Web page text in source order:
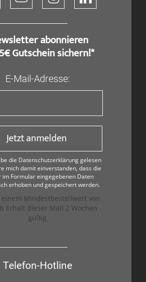
abonnieren
Gutschein sichern!*
E-Mail-Adresse:
Jetzt anmelden
die Datenschutzerklärung gelesen
mich damit einverstanden, dass die
im Formular eingegebenen Daten
erhoben und gespeichert werden.
Mindestbestellwert von
Erhalt dieser Mail 2 Wochen
gültig
Telefon-Hotline